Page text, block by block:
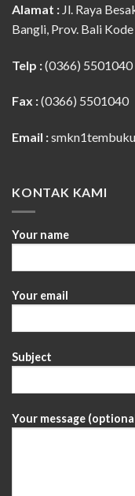
Alamat : Jl. Raya
Bangli, Prov. Bali
Telp :(0366) 5501040
Fax :(0366) 5501040
Email :
KONTAK KAMI
Your name
Your email
Subject
Your message